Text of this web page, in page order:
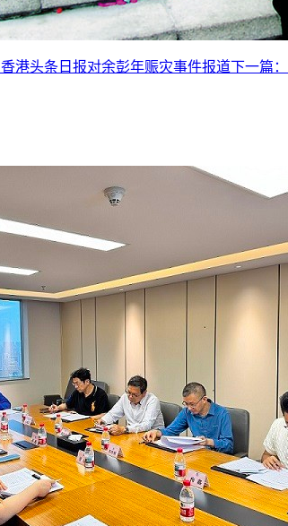
香港头条日报对余彭年赈灾事件报道下一篇：